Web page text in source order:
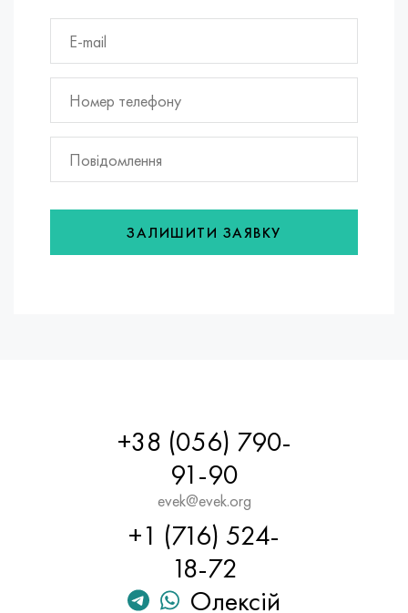
ЗАЛИШИТИ ЗАЯВКУ
+38 (056) 790-
91-90
evek@evek.org
+1 (716) 524-
18-72
Олексій